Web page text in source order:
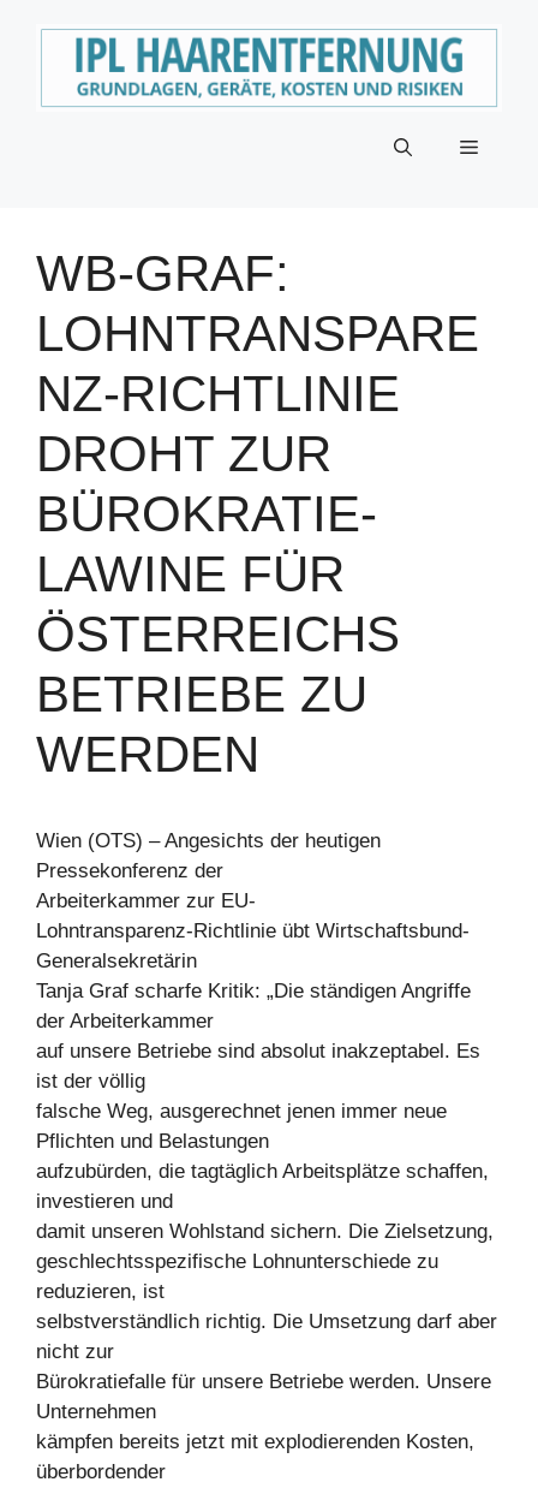
Menü
WB-GRAF:
LOHNTRANSPARE
NZ-RICHTLINIE
DROHT ZUR
BÜROKRATIE-
LAWINE FÜR
ÖSTERREICHS
BETRIEBE ZU
WERDEN
Wien (OTS) – Angesichts der heutigen
Pressekonferenz der
Arbeiterkammer zur EU-
Lohntransparenz-Richtlinie übt Wirtschaftsbund-
Generalsekretärin
Tanja Graf scharfe Kritik: „Die ständigen Angriffe
der Arbeiterkammer
auf unsere Betriebe sind absolut inakzeptabel. Es
ist der völlig
falsche Weg, ausgerechnet jenen immer neue
Pflichten und Belastungen
aufzubürden, die tagtäglich Arbeitsplätze schaffen,
investieren und
damit unseren Wohlstand sichern. Die Zielsetzung,
geschlechtsspezifische Lohnunterschiede zu
reduzieren, ist
selbstverständlich richtig. Die Umsetzung darf aber
nicht zur
Bürokratiefalle für unsere Betriebe werden. Unsere
Unternehmen
kämpfen bereits jetzt mit explodierenden Kosten,
überbordender